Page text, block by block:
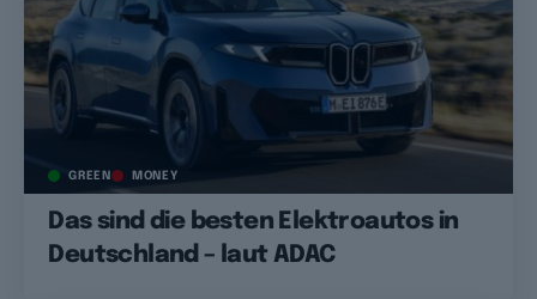
GREEN MONEY
Das sind die besten Elektroautos in
Deutschland – laut ADAC